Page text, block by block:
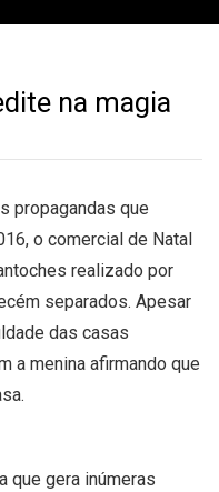
na magia
propagandas que
o comercial de Natal
realizado por
separados. Apesar
das casas
a menina afirmando que
que gera inúmeras